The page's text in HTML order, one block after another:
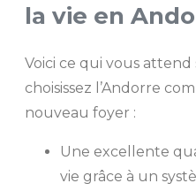
la vie en
Voici ce qui vous attend
choisissez l’Andorre
nouveau foyer :
Une excellente
vie grâce à un